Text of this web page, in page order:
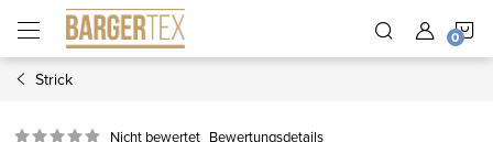
Inhalt
springen
Strick
Nicht bewertet Bewertungsdetails